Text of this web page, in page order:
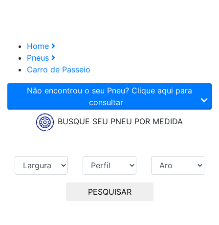
Home
Pneus
Carro de Passeio
Não encontrou o seu Pneu? Clique aqui para
consultar
BUSQUE SEU PNEU POR MEDIDA
PESQUISAR